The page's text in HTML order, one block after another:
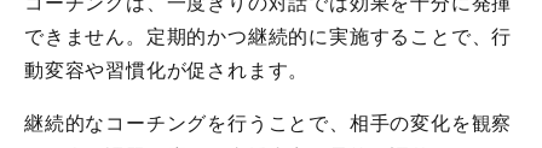
できません。定期的かつ継続的に実施することで、行
動変容や習慣化が促されます。
継続的なコーチングを行うことで、相手の変化を観察